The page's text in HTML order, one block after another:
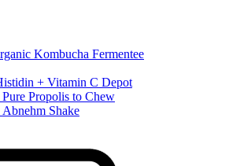
Kombucha Fermentee
+ Vitamin C Depot
Propolis to Chew
Shake